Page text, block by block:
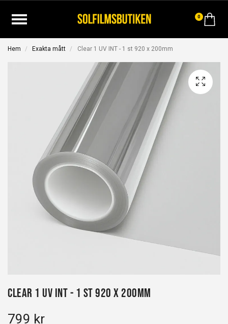
0
Hem Exakta mått Clear 1 UV INT - 1 st 920 x 200mm
Clear 1 UV INT - 1 st 920 x 200mm
799 kr